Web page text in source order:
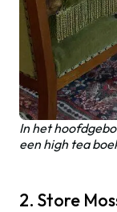
In het
een high tea
2. Store